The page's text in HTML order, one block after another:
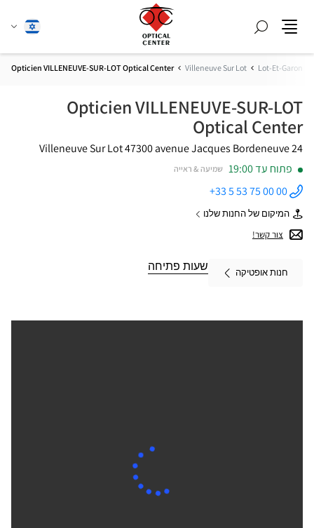
חפש
שנהעברית
Lot-Et-Garonne
Villeneuve Sur Lot
Opticien VILLENEUVE-SUR-LOT Optical Center
Opticien VILLENEUVE-SUR-LOT
Optical Center
24 avenue Jacques Bordeneuve
47300 Villeneuve Sur Lot
פתוח עד 19:00
שמיעה & ראייה
התקשר
לחנות
Opticien
VILLENEUVE-
SUR-LOT
+33 5 53 75 00 00
המיקום של החנות שלנו של
Opticien
VILLENEUVE-
Optical
צור קשר!
חנות אופטיקה
שעות פתיחה